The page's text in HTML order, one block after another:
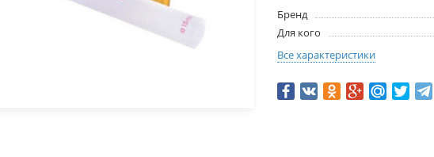
Бренд
Для кого
Все характеристики